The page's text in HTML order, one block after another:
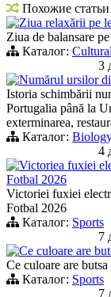
Похожие статьи
Ziua relaxării pe
Ziua de balansare
Каталог:
3
Numărul ursilor
Istoria schimbării
Portugalia până la
exterminarea,
Каталог:
4
Victoriea fuxiei
Fotbal 2026
Victoriei fuxiei
Fotbal 2026
Каталог: Sports
7
Ce culoare are
Ce culoare are
Каталог: Sports
7